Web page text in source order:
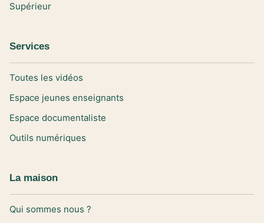
Supérieur
Services
Toutes les vidéos
Espace jeunes enseignants
Espace documentaliste
Outils numériques
La maison
Qui sommes nous ?